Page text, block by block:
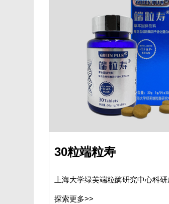
30粒端粒寿
上海大学绿芙端粒酶研究中心科
探索更多>>